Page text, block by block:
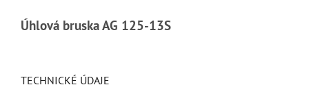
Úhlová bruska AG 125-13S
TECHNICKÉ ÚDAJE